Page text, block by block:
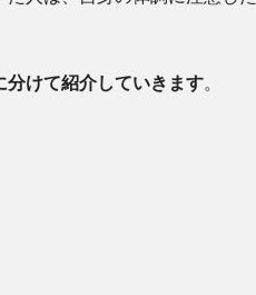
分けて紹介していきます。